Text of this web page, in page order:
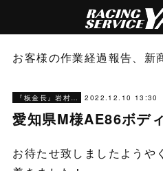
お客様の作業経過報告、新
『板金長』岩村ブログ 2022.12.10 13:30
愛知県M様AE86ボデ
お待たせ致しましたようや